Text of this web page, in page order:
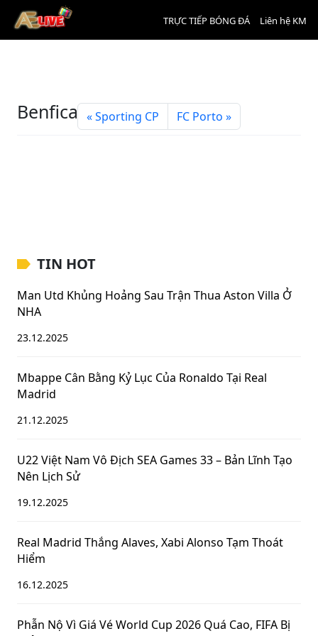
TRỰC TIẾP BÓNG ĐÁ Liên hệ KM
Benfica Sporting CP FC Porto
TIN HOT
Man Utd Khủng Hoảng Sau Trận Thua Aston Villa Ở
NHA
23.12.2025
Mbappe Cân Bằng Kỷ Lục Của Ronaldo Tại Real
Madrid
21.12.2025
U22 Việt Nam Vô Địch SEA Games 33 – Bản Lĩnh Tạo
Nên Lịch Sử
19.12.2025
Real Madrid Thắng Alaves, Xabi Alonso Tạm Thoát
Hiểm
16.12.2025
Phẫn Nộ Vì Giá Vé World Cup 2026 Quá Cao, FIFA Bị